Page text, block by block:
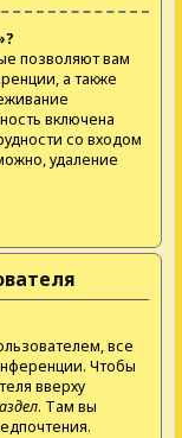
позволяют вам
а также
включена
со входом
удаление
все
Чтобы
вверху
. Там вы